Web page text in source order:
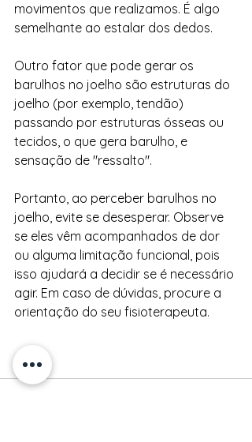
movimentos que realizamos. É algo
semelhante ao estalar dos dedos.
Outro fator que pode gerar os
barulhos no joelho são estruturas do
joelho (por exemplo, tendão)
passando por estruturas ósseas ou
tecidos, o que gera barulho, e
sensação de "ressalto".
Portanto, ao perceber barulhos no
joelho, evite se desesperar. Observe
se eles vêm acompanhados de dor
ou alguma limitação funcional, pois
isso ajudará a decidir se é necessário
agir. Em caso de dúvidas, procure a
orientação do seu fisioterapeuta.